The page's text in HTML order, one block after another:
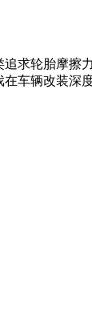
求轮胎摩擦
车辆改装深